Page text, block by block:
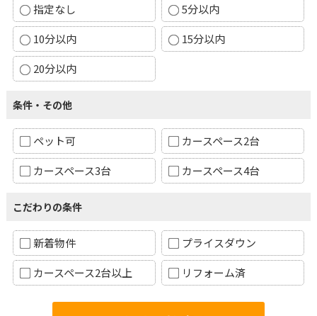
指定なし
5分以内
10分以内
15分以内
20分以内
条件・その他
ペット可
カースペース2台
カースペース3台
カースペース4台
こだわりの条件
新着物件
プライスダウン
カースペース2台以上
リフォーム済